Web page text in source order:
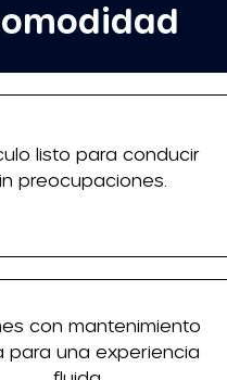
listo para conducir
preocupaciones.
con mantenimiento
para una experiencia